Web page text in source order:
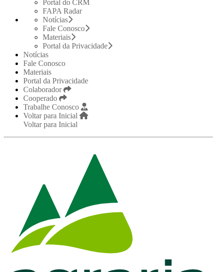
Portal do CRM
FAPA Radar
Notícias
Fale Conosco
Materiais
Portal da Privacidade
Notícias
Fale Conosco
Materiais
Portal da Privacidade
Colaborador
Cooperado
Trabalhe Conosco
Voltar para Inicial
Voltar para Inicial